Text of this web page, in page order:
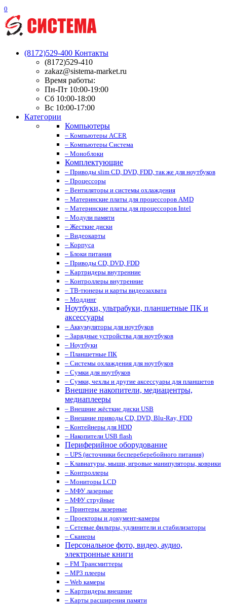
0
(8172)529-400 Контакты
(8172)529-410
zakaz@sistema-market.ru
Время работы:
Пн-Пт 10:00-19:00
Сб 10:00-18:00
Вс 10:00-17:00
Категории
Компьютеры
– Компьютеры ACER
– Компьютеры Система
– Моноблоки
Комплектующие
– Приводы slim CD, DVD, FDD, так же для ноутбуков
– Процессоры
– Вентиляторы и системы охлаждения
– Материнские платы для процессоров AMD
– Материнские платы для процессоров Intel
– Модули памяти
– Жесткие диски
– Видеокарты
– Корпуса
– Блоки питания
– Приводы CD, DVD, FDD
– Картридеры внутренние
– Контроллеры внутренние
– ТВ-тюнеры и карты видеозахвата
– Моддинг
Ноутбуки, ультрабуки, планшетные ПК и
аксессуары
– Аккумуляторы для ноутбуков
– Зарядные устройства для ноутбуков
– Ноутбуки
– Планшетные ПК
– Системы охлаждения для ноутбуков
– Сумки для ноутбуков
– Сумки, чехлы и другие аксессуары для планшетов
Внешние накопители, медиацентры,
медиаплееры
– Внешние жёсткие диски USB
– Внешние приводы CD, DVD, Blu-Ray, FDD
– Контейнеры для HDD
– Накопители USB flash
Периферийное оборудование
– UPS (источники беспереберебойного питания)
– Клавиатуры, мыши, игровые манипуляторы, коврики
– Контроллеры
– Мониторы LCD
– МФУ лазерные
– МФУ струйные
– Принтеры лазерные
– Проекторы и документ-камеры
– Сетевые фильтры, удлинители и стабилизаторы
– Сканеры
Персональное фото, видео, аудио,
электронные книги
– FM Трансмиттеры
– MP3 плееры
– Web камеры
– Картридеры внешние
– Карты расширения памяти